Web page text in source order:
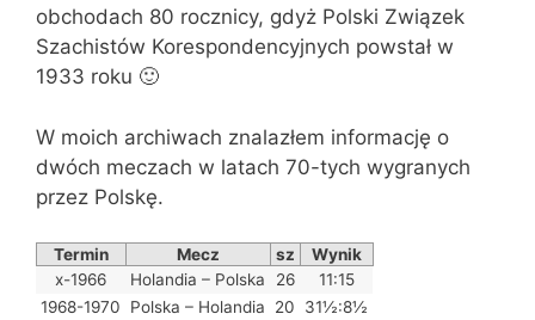
obchodach 80 rocznicy, gdyż Polski Związek
Szachistów Korespondencyjnych powstał w
1933 roku 🙂
W moich archiwach znalazłem informację o
dwóch meczach w latach 70-tych wygranych
przez Polskę.
Termin Mecz sz
Wynik
x-1966
Holandia – Polska 26
11:15
1968-1970
Polska – Holandia 20 31½:8½